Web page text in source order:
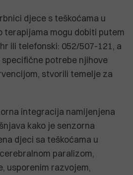
djece s teškoćama u
terapijama mogu dobiti putem
ili telefonski: 052/507-121, a
specifične potrebe njihove
stvorili temelje za
integracija namijenjena
kako je senzorna
djeci sa teškoćama u
paralizom,
usporenim razvojem,